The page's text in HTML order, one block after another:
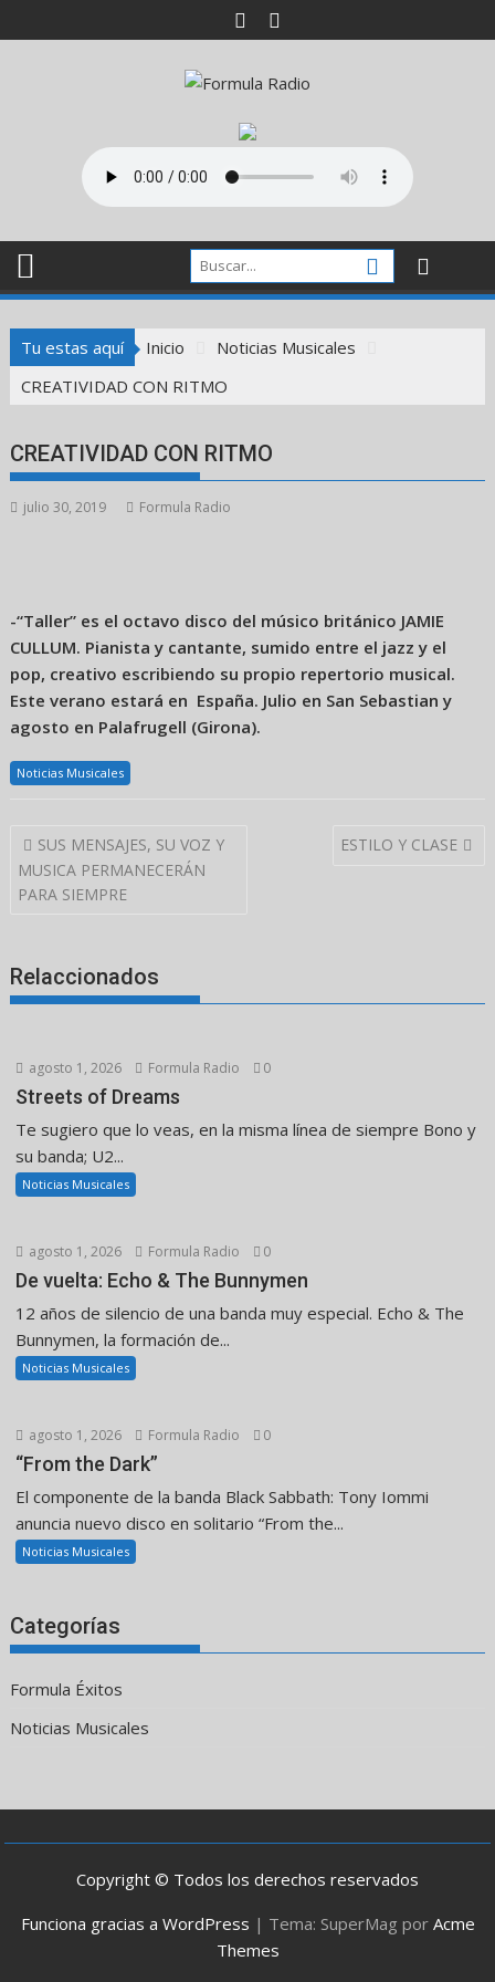
al
Tu estas aquí Inicio
Noticias Musicales
CREATIVIDAD CON RITMO
CREATIVIDAD CON RITMO
julio 30, 2019 Formula Radio
-“Taller” es el octavo disco del músico británico JAMIE
CULLUM. Pianista y cantante, sumido entre el jazz y el
pop, creativo escribiendo su propio repertorio musical.
Este verano estará en España. Julio en San Sebastian y
agosto en Palafrugell (Girona).
Noticias Musicales
Navegación
de
entradas
SUS MENSAJES, SU VOZ Y
MUSICA PERMANECERÁN
PARA SIEMPRE
ESTILO Y CLASE
Relaccionados
agosto 1, 2026 Formula Radio 0
Streets of Dreams
Te sugiero que lo veas, en la misma línea de siempre Bono y
su banda; U2...
Noticias Musicales
agosto 1, 2026 Formula Radio 0
De vuelta: Echo & The Bunnymen
12 años de silencio de una banda muy especial. Echo & The
Bunnymen, la formación de...
Noticias Musicales
agosto 1, 2026 Formula Radio 0
“From the Dark”
El componente de la banda Black Sabbath: Tony Iommi
anuncia nuevo disco en solitario “From the...
Noticias Musicales
Categorías
Formula Éxitos
Noticias Musicales
Copyright © Todos los derechos reservados
Funciona gracias a WordPress | Tema: SuperMag por Acme
Themes